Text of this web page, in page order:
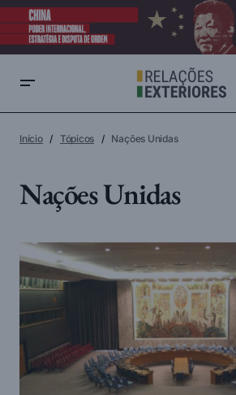
Início Tópicos Nações Unidas
Nações Unidas